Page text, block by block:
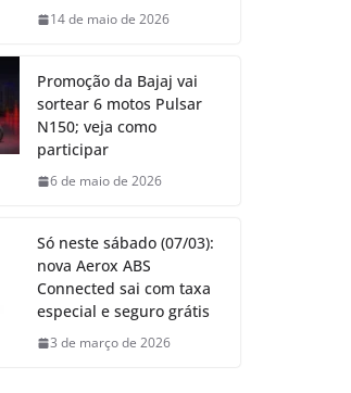
14 de maio de 2026
Promoção da Bajaj vai
sortear 6 motos Pulsar
N150; veja como
participar
6 de maio de 2026
Só neste sábado (07/03):
nova Aerox ABS
Connected sai com taxa
especial e seguro grátis
3 de março de 2026